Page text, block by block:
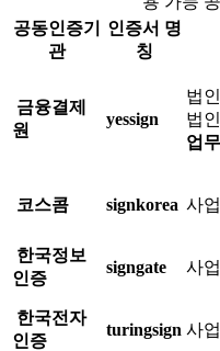
공동인증기
관
인증서 명
칭
금융결제
원
yessign
법
법
업무
코스콤 signkorea 사
한국정보
인증
signgate 사
한국전자
인증
turingsign 사